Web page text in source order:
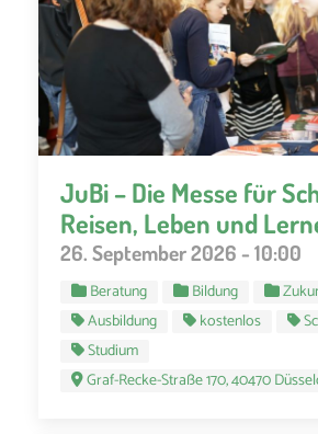
JuBi – Die Messe für
Reisen, Leben und
26. September 2026 - 10:00
Beratung Bildung
Ausbildung
kostenlos
Studium
Graf-Recke-Straße 170, 40470